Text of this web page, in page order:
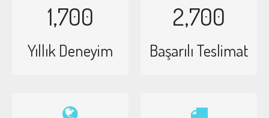
1,700
Yıllık Deneyim
2,700
Başarılı Teslimat